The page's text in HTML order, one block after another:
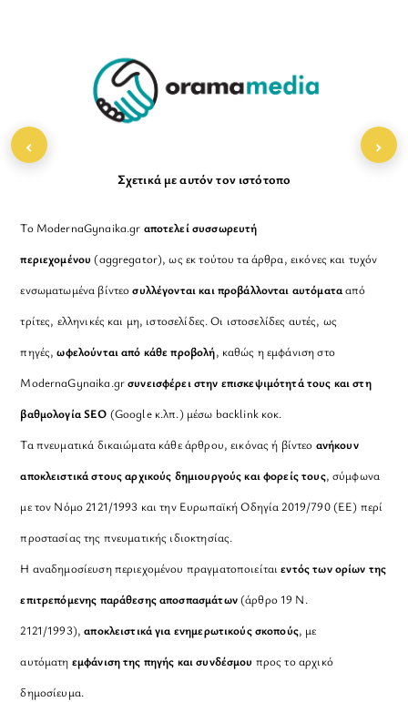
Σχετικά με αυτόν τον ιστότοπο
Το ModernaGynaika.gr αποτελεί συσσωρευτή
περιεχομένου (aggregator), ως εκ τούτου τα άρθρα, εικόνες και τυχόν
ενσωματωμένα βίντεοσυλλέγονται και προβάλλονται αυτόματααπό
τρίτες, ελληνικές και μη, ιστοσελίδες. Οι ιστοσελίδες αυτές, ως
πηγές,ωφελούνται από κάθε προβολή, καθώς η εμφάνιση στο
ModernaGynaika.grσυνεισφέρει στην επισκεψιμότητά τους και στη
βαθμολογία SEO (Google κ.λπ.) μέσω backlink κοκ.
Τα πνευματικά δικαιώματα κάθε άρθρου, εικόνας ή βίντεο ανήκουν
αποκλειστικά στους αρχικούς δημιουργούς και φορείς τους, σύμφωνα
με τον Νόμο 2121/1993 και την Ευρωπαϊκή Οδηγία 2019/790 (ΕΕ) περί
προστασίας της πνευματικής ιδιοκτησίας.
Η αναδημοσίευση περιεχομένου πραγματοποιείταιεντός των ορίων της
επιτρεπόμενης παράθεσης αποσπασμάτων(άρθρο 19 Ν.
2121/1993), αποκλειστικά για ενημερωτικούς σκοπούς, με
αυτόματη εμφάνιση της πηγής και συνδέσμου προς το αρχικό
δημοσίευμα.
‹ ›